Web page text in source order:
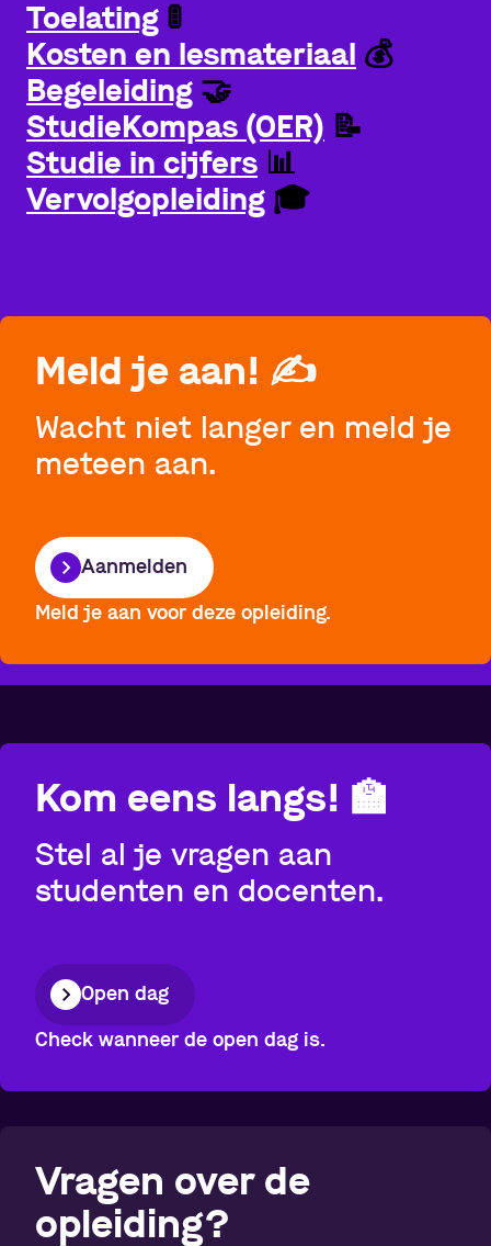
Toelating 🚦
Kosten en lesmateriaal 💰
Begeleiding 🤝
StudieKompas (OER) 📝
Studie in cijfers 📊
Vervolgopleiding 🎓
Meld je aan! ✍️
Wacht niet langer en meld je
meteen aan.
Aanmelden
Meld je aan voor deze opleiding.
Kom eens langs! 🏫
Stel al je vragen aan
studenten en docenten.
Open dag
Check wanneer de open dag is.
Vragen over de
opleiding?